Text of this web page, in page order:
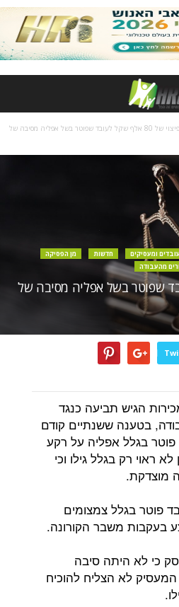
פיצוי של 80 אלף שקל לעובד שפוטר בשל אפליה מסיבה של
ומעסיקים חדשות
מן הפסיקה
מהעבודה
לעובד שפוטר בשל אפליה מסיבה של
הגיש תביעה כנגד
37 שנות עבודה, בטענה ששנתיים קודם
שהיה בן 62, הוא פוטר בגלל אפליה על רקע
ראוי רק בגלל גילו וכי
מוצדקת.
פוטר בגלל צמצומים
בעקבות משבר הקורונה.
כי לא היתה סיבה
המעסיק לא הצליח להוכיח